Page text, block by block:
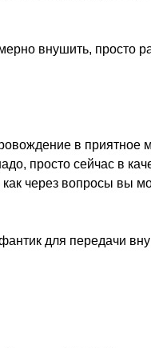
внушить, просто
в приятное
просто сейчас в
через вопросы вы
для передачи